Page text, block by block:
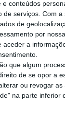
e conteúdos
de serviços. Com a
de
por
aceder a
que algum
de se opor a
alterar ou revogar
na parte inferior
Nova de Gaia,
C 220 Mês
da Madeira,
Combustível:
49-89-SM